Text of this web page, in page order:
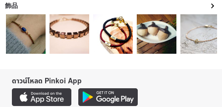
飾品
ดาวน์โหลด Pinkoi App